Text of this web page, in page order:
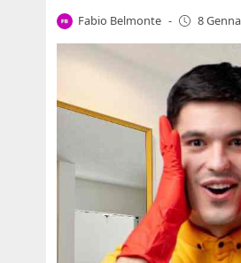
Fabio Belmonte - 8